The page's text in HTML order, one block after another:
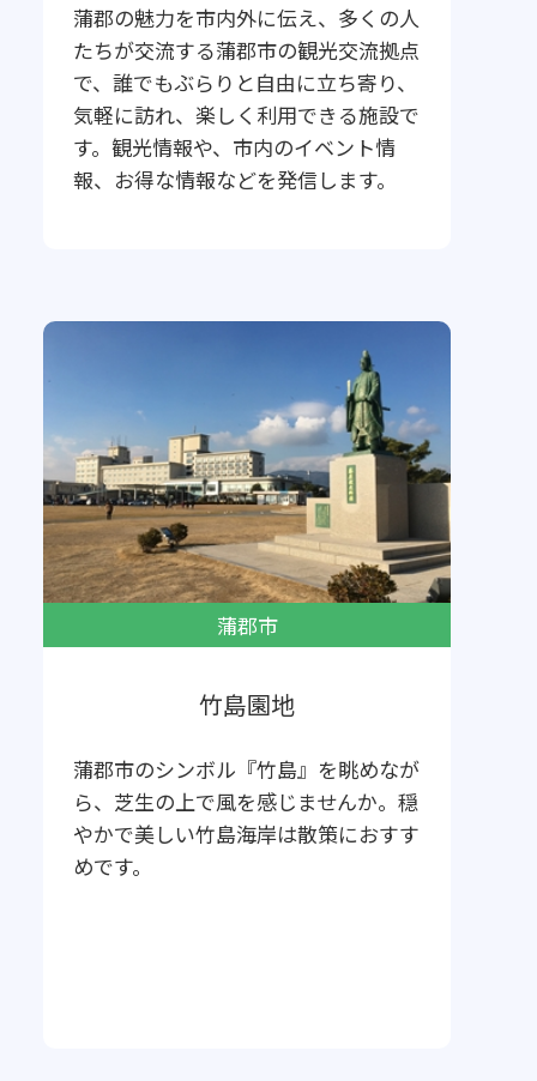
蒲郡の魅力を市内外に伝え、多くの人
たちが交流する蒲郡市の観光交流拠点
で、誰でもぶらりと自由に立ち寄り、
気軽に訪れ、楽しく利用できる施設で
す。観光情報や、市内のイベント情
報、お得な情報などを発信します。
蒲郡市
竹島園地
蒲郡市のシンボル『竹島』を眺めなが
ら、芝生の上で風を感じませんか。穏
やかで美しい竹島海岸は散策におすす
めです。